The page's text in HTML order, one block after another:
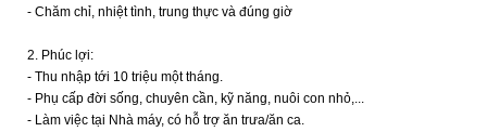
- Chăm chỉ, nhiệt tình, trung thực và đúng giờ
2. Phúc lợi:
- Thu nhập tới 10 triệu một tháng.
- Phụ cấp đời sống, chuyên cần, kỹ năng, nuôi con nhỏ,...
- Làm việc tại Nhà máy, có hỗ trợ ăn trưa/ăn ca.